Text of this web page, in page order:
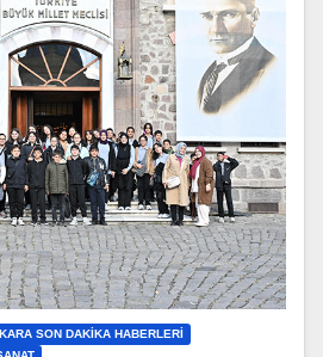
SON DAKIKA HABERLERI